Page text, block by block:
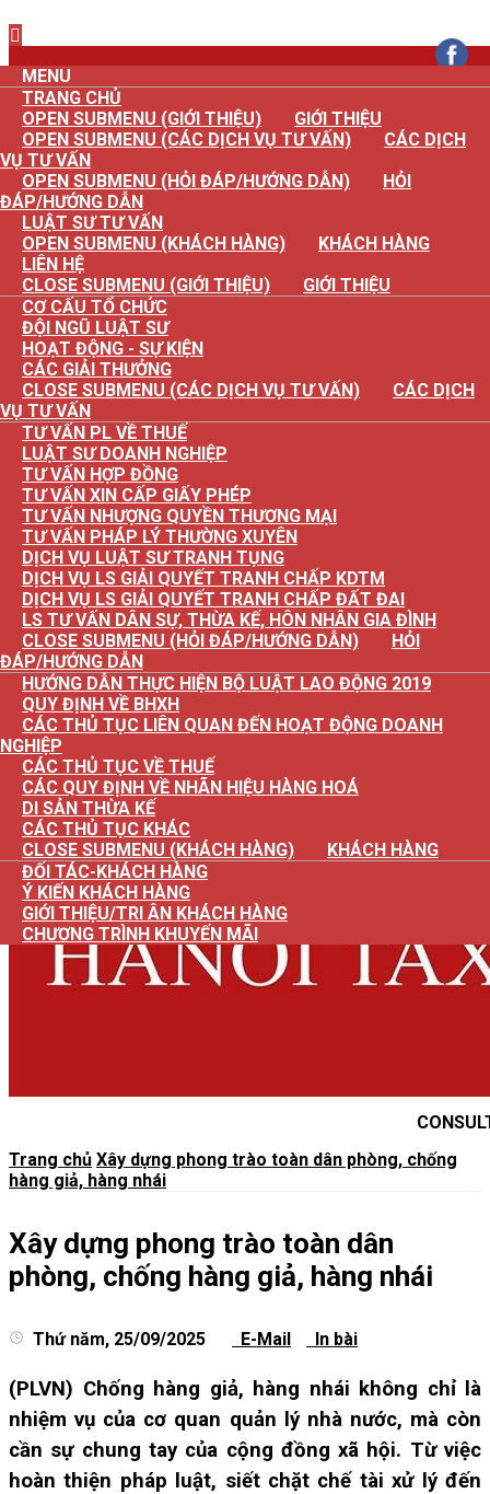
MENU
TRANG CHỦ
OPEN SUBMENU (GIỚI THIỆU)
GIỚI THIỆU
OPEN SUBMENU (CÁC DỊCH VỤ TƯ VẤN)
CÁC DỊCH
VỤ TƯ VẤN
OPEN SUBMENU (HỎI ĐÁP/HƯỚNG DẪN)
HỎI
ĐÁP/HƯỚNG DẪN
LUẬT SƯ TƯ VẤN
OPEN SUBMENU (KHÁCH HÀNG)
KHÁCH HÀNG
LIÊN HỆ
CLOSE SUBMENU (GIỚI THIỆU)
GIỚI THIỆU
CƠ CẤU TỔ CHỨC
ĐỘI NGŨ LUẬT SƯ
HOẠT ĐỘNG - SỰ KIỆN
CÁC GIẢI THƯỞNG
CLOSE SUBMENU (CÁC DỊCH VỤ TƯ VẤN)
CÁC DỊCH
VỤ TƯ VẤN
TƯ VẤN PL VỀ THUẾ
LUẬT SƯ DOANH NGHIỆP
TƯ VẤN HỢP ĐỒNG
TƯ VẤN XIN CẤP GIẤY PHÉP
TƯ VẤN NHƯỢNG QUYỀN THƯƠNG MẠI
TƯ VẤN PHÁP LÝ THƯỜNG XUYÊN
DỊCH VỤ LUẬT SƯ TRANH TỤNG
DỊCH VỤ LS GIẢI QUYẾT TRANH CHẤP KDTM
DỊCH VỤ LS GIẢI QUYẾT TRANH CHẤP ĐẤT ĐAI
LS TƯ VẤN DÂN SỰ, THỪA KẾ, HÔN NHÂN GIA ĐÌNH
CLOSE SUBMENU (HỎI ĐÁP/HƯỚNG DẪN)
HỎI
ĐÁP/HƯỚNG DẪN
HƯỚNG DẪN THỰC HIỆN BỘ LUẬT LAO ĐỘNG 2019
QUY ĐỊNH VỀ BHXH
CÁC THỦ TỤC LIÊN QUAN ĐẾN HOẠT ĐỘNG DOANH
NGHIỆP
CÁC THỦ TỤC VỀ THUẾ
CÁC QUY ĐỊNH VỀ NHÃN HIỆU HÀNG HOÁ
DI SẢN THỪA KẾ
CÁC THỦ TỤC KHÁC
CLOSE SUBMENU (KHÁCH HÀNG)
KHÁCH HÀNG
ĐỐI TÁC-KHÁCH HÀNG
Ý KIẾN KHÁCH HÀNG
GIỚI THIỆU/TRI ÂN KHÁCH HÀNG
CHƯƠNG TRÌNH KHUYẾN MÃI
Trang chủ Xây dựng phong trào toàn dân phòng, chống
hàng giả, hàng nhái
Xây dựng phong trào toàn dân
phòng, chống hàng giả, hàng nhái
Thứ năm, 25/09/2025 E-Mail In bài
(PLVN) Chống hàng giả, hàng nhái không chỉ là
nhiệm vụ của cơ quan quản lý nhà nước, mà còn
cần sự chung tay của cộng đồng xã hội. Từ việc
hoàn thiện pháp luật, siết chặt chế tài xử lý đến